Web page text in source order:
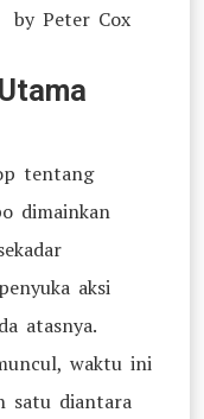
by Peter Cox
tentang
dimainkan
aksi
atasnya.
waktu ini
satu diantara